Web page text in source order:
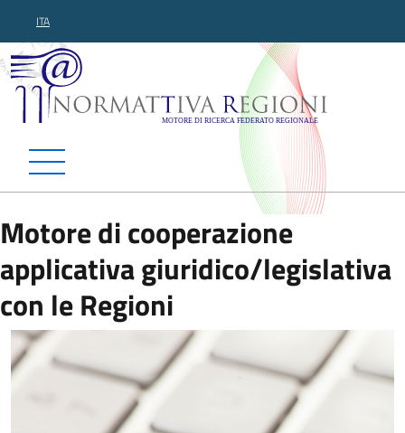
ITA
Normattiva Regioni -
Motore di cooperazione
applicativa giuridico/legislativa
con le Regioni